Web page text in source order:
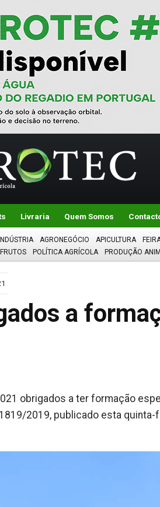
Livraria Quem Somos
AGRONEGÓCIO APICULTURA
POLÍTICA AGRÍCOLA PRODUÇÃO
a
obrigados a ter formação
2019, publicado esta quinta-